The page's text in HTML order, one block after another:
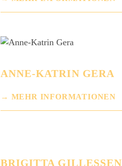
ANNE-KATRIN GERA
MEHR INFORMATIONEN
BRIGITTA GILLESSEN